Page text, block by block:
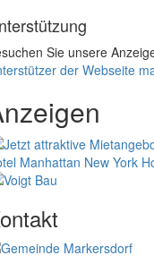
Sie unsere
der Webseite
Manhattan New York